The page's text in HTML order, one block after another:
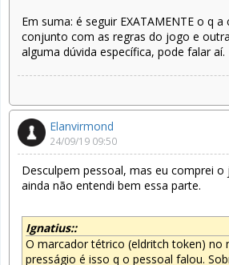
Em suma: é seguir EXATAMENTE o q
conjunto com as regras do jogo e
alguma dúvida específica, pode falar aí.
Elanvirmond
24/09/19 09:50
Desculpem pessoal, mas eu comprei
ainda não entendi bem essa parte.
Ignatius::
O marcador tétrico (eldritch token) no
presságio é isso q o pessoal falou.